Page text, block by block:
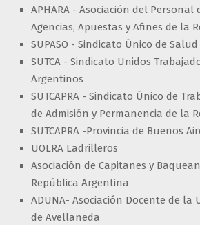
APHARA - Asociación del Personal
Agencias, Apuestas y Afines de la
SUPASO - Sindicato Único de
SUTCA - Sindicato Unidos
Argentinos
SUTCAPRA - Sindicato Único de
de Admisión y Permanencia de la
SUTCAPRA -Provincia de Buenos
UOLRA Ladrilleros
Asociación de Capitanes y
República Argentina
ADUNA- Asociación Docente de la
de Avellaneda